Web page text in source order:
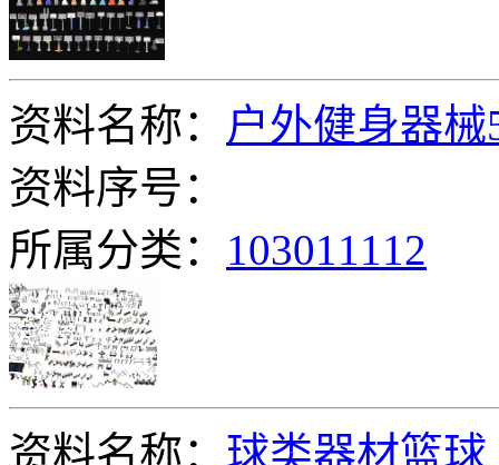
资料名称： 户外健身器械
资料序号：
所属分类： 103011112
资料名称： 球类器材篮球